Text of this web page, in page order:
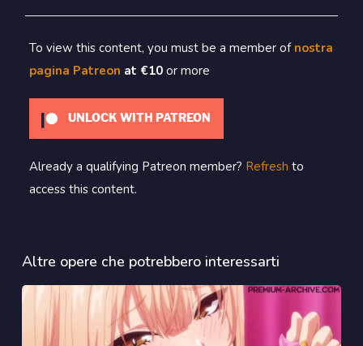
To view this content, you must be a member of nostra
pagina Patreon at €10 or more
UNLOCK WITH PATREON
Already a qualifying Patreon member? Refresh to
access this content.
Altre opere che potrebbero interessarti